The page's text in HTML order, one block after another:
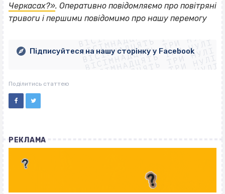
Черкасах?». Оперативно повідомляємо про повітряні
тривоги і першими повідомимо про нашу перемогу
ВІСІМНАДЦЯТЬ ТРИ НУЛІ
ВІСІМНАДЦЯТЬ ТРИ НУЛІ
ВІСІМНАДЦЯТЬ ТРИ НУЛІ
ВІСІМНАДЦЯТЬ ТРИ НУЛІ
ВІСІМНАДЦЯТЬ ТРИ НУЛІ
ВІСІМНАДЦЯТЬ ТРИ НУЛІ
ВІСІМНАДЦЯТЬ ТРИ НУЛІ
ВІСІМНАДЦЯТЬ ТРИ НУЛІ
Підписуйтеся на нашу сторінку у Facebook
Поділитись статтею
РЕКЛАМА